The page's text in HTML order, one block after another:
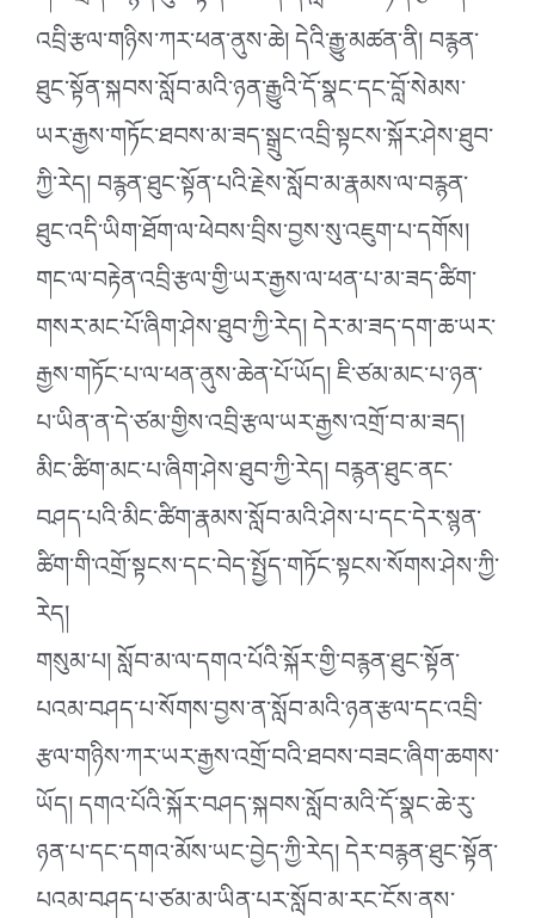
འབྲི་རྩལ་གཉིས་ཀར་ཕན་ནུས་ཆེ། དེའི་རྒྱུ་མཚན་ནི། བརྙན་
ཐུང་སྟོན་སྐབས་སློབ་མའི་ཉན་རྒྱུའི་དོ་སྣང་དང་བློ་སེམས་
ཡར་རྒྱས་གཏོང་ཐབས་མ་ཟད་སྒྲུང་འབྲི་སྟངས་སྐོར་ཤེས་ཐུབ་
ཀྱི་རེད། བརྙན་ཐུང་སྟོན་པའི་རྗེས་སློབ་མ་རྣམས་ལ་བརྙན་
ཐུང་འདི་ཡིག་ཐོག་ལ་ཕེབས་བྲིས་བྱས་སུ་འཇུག་པ་དགོས།
གང་ལ་བརྟེན་འབྲི་རྩལ་གྱི་ཡར་རྒྱས་ལ་ཕན་པ་མ་ཟད་ཚིག་
གསར་མང་པོ་ཞིག་ཤེས་ཐུབ་ཀྱི་རེད། དེར་མ་ཟད་དག་ཆ་ཡར་
རྒྱས་གཏོང་པ་ལ་ཕན་ནུས་ཆེན་པོ་ཡོད། ཇི་ཙམ་མང་པ་ཉན་
པ་ཡིན་ན་དེ་ཙམ་གྱིས་འབྲི་རྩལ་ཡར་རྒྱས་འགྲོ་བ་མ་ཟད།
མིང་ཚིག་མང་པ་ཞིག་ཤེས་ཐུབ་ཀྱི་རེད། བརྙན་ཐུང་ནང་
བཤད་པའི་མིང་ཚིག་རྣམས་སློབ་མའི་ཤེས་པ་དང་དེར་སྙན་
ཚིག་གི་འགྲོ་སྟངས་དང་བེད་སྤྱོད་གཏོང་སྟངས་སོགས་ཤེས་ཀྱི་
རེད།
གསུམ་པ། སློབ་མ་ལ་དགའ་པོའི་སྐོར་གྱི་བརྙན་ཐུང་སྟོན་
པའམ་བཤད་པ་སོགས་བྱས་ན་སློབ་མའི་ཉན་རྩལ་དང་འབྲི་
རྩལ་གཉིས་ཀར་ཡར་རྒྱས་འགྲོ་བའི་ཐབས་བཟང་ཞིག་ཆགས་
ཡོད། དགའ་པོའི་སྐོར་བཤད་སྐབས་སློབ་མའི་དོ་སྣང་ཆེ་རུ་
ཉན་པ་དང་དགའ་མོས་ཡང་བྱེད་ཀྱི་རེད། དེར་བརྙན་ཐུང་སྟོན་